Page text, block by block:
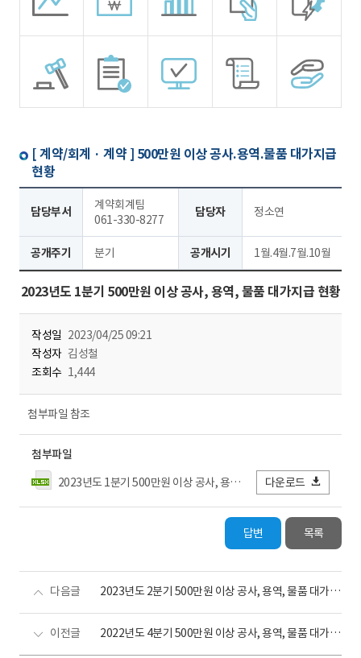
[ 계약/회계 · 계약 ] 500만원 이상 공사.용역.물품 대가지급
현황
담당부서
계약회계팀
061-330-8277
담당자 정소연
공개주기 분기 공개시기 1월.4월.7월.10월
2023년도 1분기 500만원 이상 공사, 용역, 물품 대가지급 현황
작성일 2023/04/25 09:21
작성자 김성철
조회수 1,444
첨부파일 참조
첨부파일
2023년도 1분기 500만원 이상 공사, 용역, 물품 대가지급 현황.xlsx
다운로드
답변 목록
다음글 2023년도 2분기 500만원 이상 공사, 용역, 물품 대가지급 현황
이전글 2022년도 4분기 500만원 이상 공사, 용역, 물품 대가지급 현황